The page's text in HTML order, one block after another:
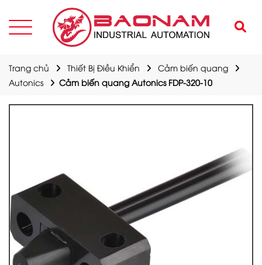
Trang chủ Thiết Bị Điều Khiển
Cảm biến quang
Autonics
Cảm biến quang Autonics FDP-320-10